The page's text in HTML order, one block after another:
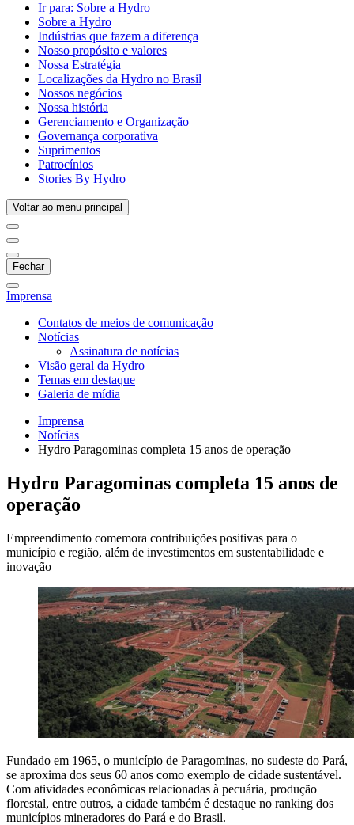
Ir para: Sobre a Hydro
Sobre a Hydro
Indústrias que fazem a diferença
Nosso propósito e valores
Nossa Estratégia
Localizações da Hydro no Brasil
Nossos negócios
Nossa história
Gerenciamento e Organização
Governança corporativa
Suprimentos
Patrocínios
Stories By Hydro
Voltar ao menu principal
Fechar
Imprensa
Contatos de meios de comunicação
Notícias
Assinatura de notícias
Visão geral da Hydro
Temas em destaque
Galeria de mídia
Imprensa
Notícias
Hydro Paragominas completa 15 anos de operação
Hydro Paragominas completa 15 anos de
operação
Empreendimento comemora contribuições positivas para o
município e região, além de investimentos em sustentabilidade e
inovação
Fundado em 1965, o município de Paragominas, no sudeste do Pará,
se aproxima dos seus 60 anos como exemplo de cidade sustentável.
Com atividades econômicas relacionadas à pecuária, produção
florestal, entre outros, a cidade também é destaque no ranking dos
municípios mineradores do Pará e do Brasil.